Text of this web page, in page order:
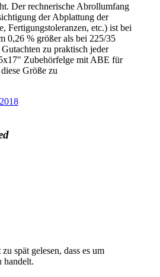
Der rechnerische Abrollumfang
der Abplattung der
Fertigungstoleranzen, etc.) ist bei
0,26 % größer als bei 225/35
zu praktisch jeder
Zubehörfelge mit ABE für
Größe zu
spät gelesen, dass es um
handelt.